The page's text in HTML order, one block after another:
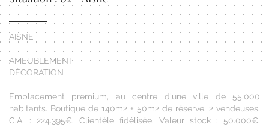
AISNE
AMEUBLEMENT
DÉCORATION
Emplacement premium, au centre d'une ville de 55.000
habitants. Boutique de 140m2 + 50m2 de réserve. 2 vendeuses.
C.A. : 224.395€. Clientèle fidélisée. Valeur stock : 50.000€.